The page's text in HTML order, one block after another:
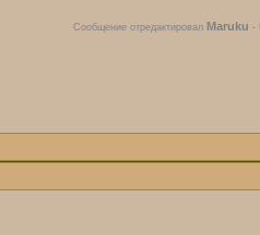
Сообщение отредактировал Maruku -